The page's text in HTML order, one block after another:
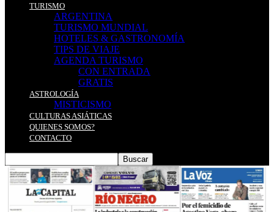
TURISMO
ARGENTINA
TURISMO MUNDIAL
HOTELES & GASTRONOMÍA
TIPS DE VIAJE
AGENDA TURISMO
CON ENTRADA
GRATIS
ASTROLOGÍA
MISTICISMO
CULTURAS ASIÁTICAS
QUIENES SOMOS?
CONTACTO